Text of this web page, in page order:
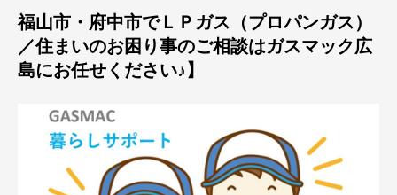
福山市・府中市でＬＰガス（プロパンガス）
／住まいのお困り事のご相談はガスマック広
島にお任せください♪】